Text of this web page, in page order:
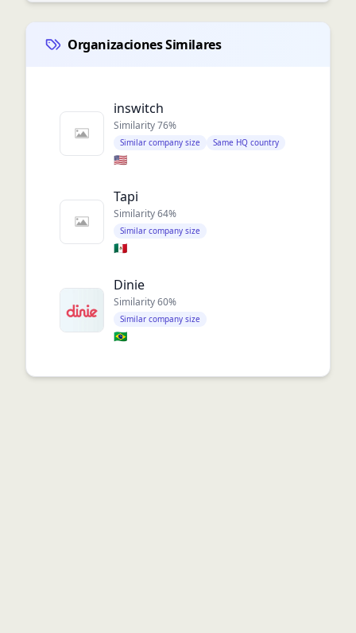
Organizaciones Similares
inswitch
Similarity76%
Similar company size Same HQ country
🇺🇸
Tapi
Similarity64%
Similar company size
🇲🇽
Dinie
Similarity60%
Similar company size
🇧🇷